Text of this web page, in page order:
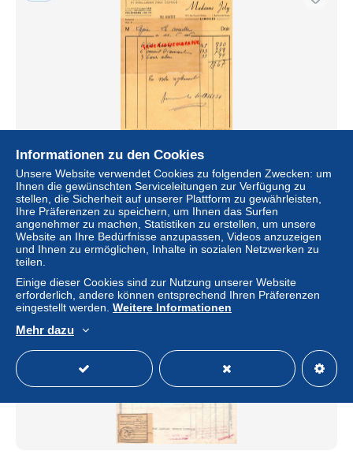
87- LIMOGES- FACTURE A LA RENAISSANCE
PARFUMERIE -MADAME JOLY 37 RUE FRANCOIS
CHENIEUX-LAJOIE LA CROISILLE -1956
± 14,98 $
Status Gewerblicher Händler
Neu
Informationen zu den Cookies
Unsere Website verwendet Cookies zu folgenden Zwecken: um
Ihnen die gewünschten Serviceleitungen zur Verfügung zu
stellen, die Sicherheit auf unserer Plattform zu gewährleisten,
Ihre Präferenzen zu speichern, um Ihnen das Surfen
angenehmer zu machen, Statistiken zu erstellen, um unsere
Website an Ihre Bedürfnisse anzupassen, Videos anzuzeigen
und Ihnen zu ermöglichen, Inhalte in sozialen Netzwerken zu
teilen.
Einige dieser Cookies sind zur Nutzung unserer Website
erforderlich, andere können entsprechend Ihren Präferenzen
eingestellt werden. Weitere Informationen
Mehr dazu